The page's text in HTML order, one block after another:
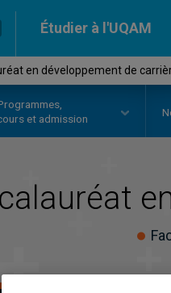
Étudier à l'UQAM
en développement de
et admission